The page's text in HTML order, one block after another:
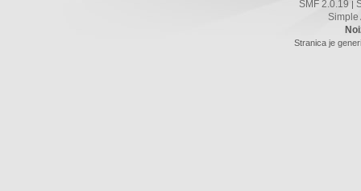
SMF 2.0.19 |
Simple
Stranica je